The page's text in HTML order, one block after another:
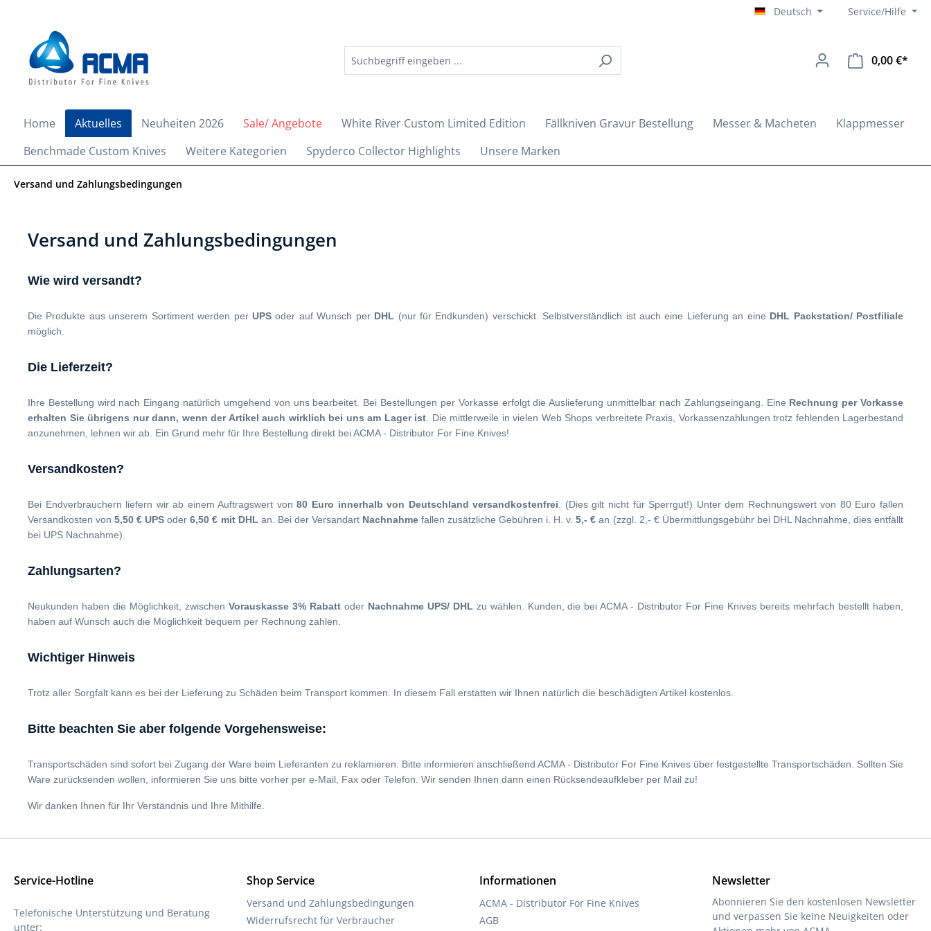
Deutsch Service/Hilfe
0,00 €*
Home Aktuelles Neuheiten 2026 Sale/ Angebote White River Custom Limited Edition Fällkniven Gravur Bestellung Messer & Macheten
Klappmesser
Benchmade Custom Knives
Weitere Kategorien Spyderco Collector Highlights Unsere Marken
Versand und Zahlungsbedingungen
Versand und Zahlungsbedingungen
Wie wird versandt?
Die Produkte aus unserem Sortiment werden per UPSoder auf Wunsch per DHL (nur für Endkunden) verschickt. Selbstverständlich ist auch eine Lieferung an eine DHL Packstation/ Postfiliale
möglich.
Die Lieferzeit?
Ihre Bestellung wird nach Eingang natürlich umgehend von uns bearbeitet. Bei Bestellungen per Vorkasse erfolgt die Auslieferung unmittelbar nach Zahlungseingang. Eine Rechnung per Vorkasse
erhalten Sie übrigens nur dann, wenn der Artikel auch wirklich bei uns am Lager ist . Die mittlerweile in vielen Web Shops verbreitete Praxis, Vorkassenzahlungen trotz fehlenden Lagerbestand
anzunehmen, lehnen wir ab. Ein Grund mehr für Ihre Bestellung direkt bei ACMA - Distributor For Fine Knives!
Versandkosten?
Bei Endverbrauchern liefern wir ab einem Auftragswert von80 Euro innerhalb von Deutschland versandkostenfrei . (Dies gilt nicht für Sperrgut!) Unter dem Rechnungswert von 80 Euro fallen
Versandkosten von 5,50 € UPS oder6,50 € mit DHL an. Bei der Versandart Nachnahmefallen zusätzliche Gebühren i. H. v.5,- € an (zzgl. 2,- € Übermittlungsgebühr bei DHL Nachnahme, dies entfällt
bei UPS Nachnahme).
Zahlungsarten?
Neukunden haben die Möglichkeit, zwischen Vorauskasse 3% Rabattoder Nachnahme UPS/ DHL zu wählen. Kunden, die bei ACMA - Distributor For Fine Knives bereits mehrfach bestellt haben,
haben auf Wunsch auch die Möglichkeit bequem per Rechnung zahlen.
Wichtiger Hinweis
Trotz aller Sorgfalt kann es bei der Lieferung zu Schäden beim Transport kommen. In diesem Fall erstatten wir Ihnen natürlich die beschädigten Artikel kostenlos.
Bitte beachten Sie aber folgende Vorgehensweise:
Transportschäden sind sofort bei Zugang der Ware beim Lieferanten zu reklamieren. Bitte informieren anschließend ACMA - Distributor For Fine Knives über festgestellte Transportschäden. Sollten Sie
Ware zurücksenden wollen, informieren Sie uns bitte vorher per e-Mail, Fax oder Telefon. Wir senden Ihnen dann einen Rücksendeaufkleber per Mail zu!
Wir danken Ihnen für Ihr Verständnis und Ihre Mithilfe.
Service-Hotline
Telefonische Unterstützung und Beratung
unter:
Shop Service
Versand und Zahlungsbedingungen
Widerrufsrecht für Verbraucher
Informationen
ACMA - Distributor For Fine Knives
AGB
Newsletter
Abonnieren Sie den kostenlosen Newsletter
und verpassen Sie keine Neuigkeiten oder